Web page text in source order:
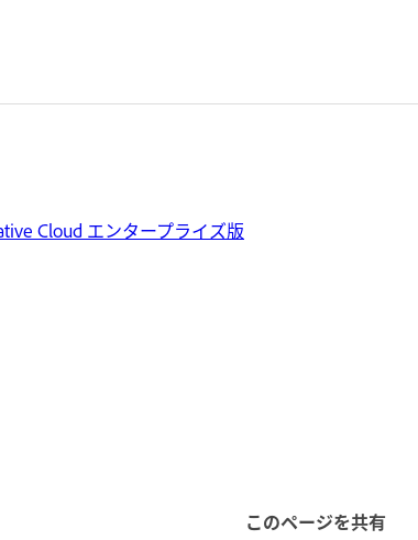
Cloud エンタープライズ版
このページを共有